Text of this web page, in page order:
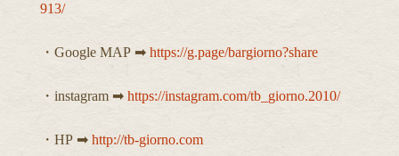
913/
・Google MAP ➡︎ https://g.page/bargiorno?share
・instagram ➡︎ https://instagram.com/tb_giorno.2010/
・HP ➡︎ http://tb-giorno.com